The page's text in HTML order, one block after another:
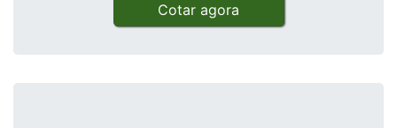
Cotar agora